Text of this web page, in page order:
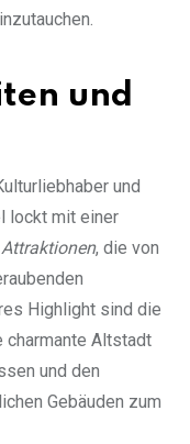
und
und
lockt mit einer
, die von
Highlight sind die
charmante Altstadt
und den
Gebäuden zum